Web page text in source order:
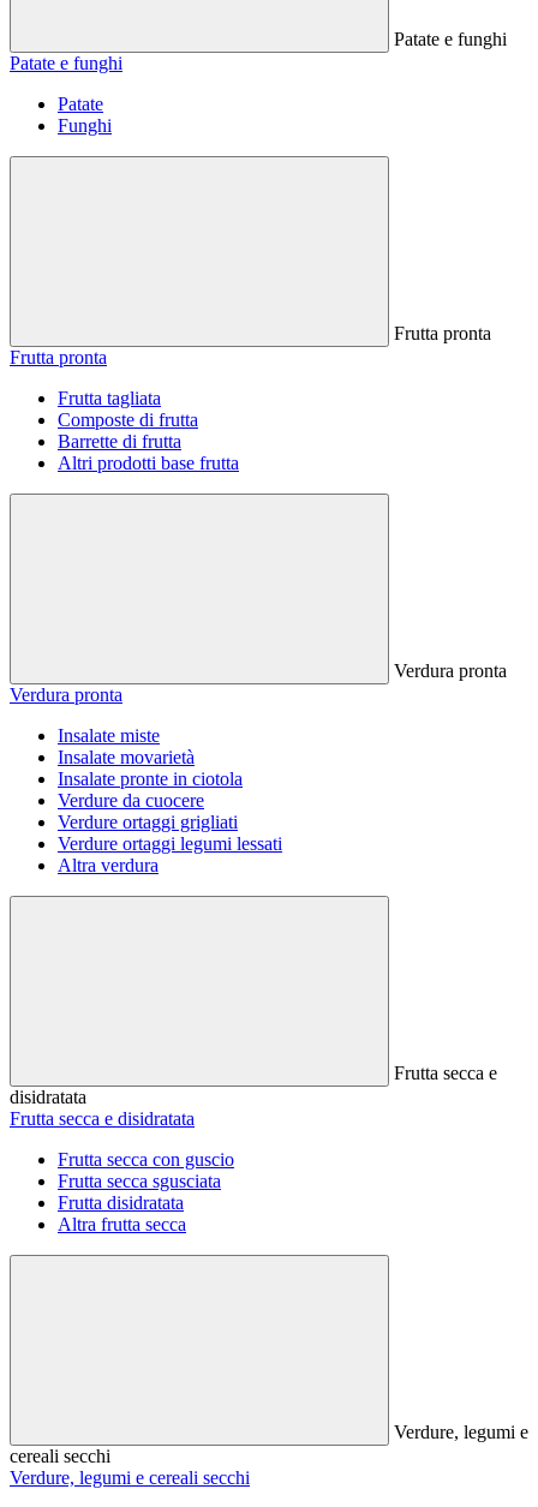
Patate e funghi
Patate e funghi
Patate
Funghi
Frutta pronta
Frutta pronta
Frutta tagliata
Composte di frutta
Barrette di frutta
Altri prodotti base frutta
Verdura pronta
Verdura pronta
Insalate miste
Insalate movarietà
Insalate pronte in ciotola
Verdure da cuocere
Verdure ortaggi grigliati
Verdure ortaggi legumi lessati
Altra verdura
Frutta secca e
disidratata
Frutta secca e disidratata
Frutta secca con guscio
Frutta secca sgusciata
Frutta disidratata
Altra frutta secca
Verdure, legumi e
cereali secchi
Verdure, legumi e cereali secchi